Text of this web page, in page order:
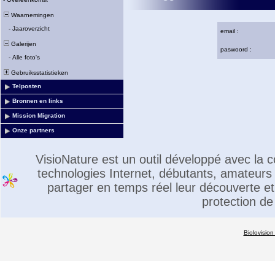
Waarnemingen
- Jaaroverzicht
Galerijen
- Alle foto's
Gebruiksstatistieken
Telposten
Bronnen en links
Mission Migration
Onze partners
email :
paswoord :
VisioNature est un outil développé avec la
technologies Internet, débutants,
partager en temps réel leur découverte
protection
Biolovision